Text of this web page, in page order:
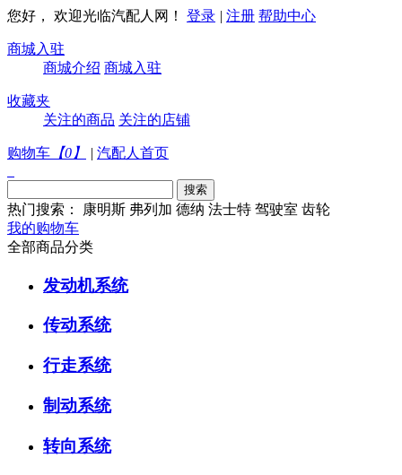
您好， 欢迎光临汽配人网！ 登录 | 注册 帮助中心
商城入驻
商城介绍 商城入驻
收藏夹
关注的商品 关注的店铺
购物车 【0 】 | 汽配人首页
热门搜索： 康明斯 弗列加 德纳 法士特 驾驶室 齿轮
我的购物车
全部商品分类
发动机系统
传动系统
行走系统
制动系统
转向系统